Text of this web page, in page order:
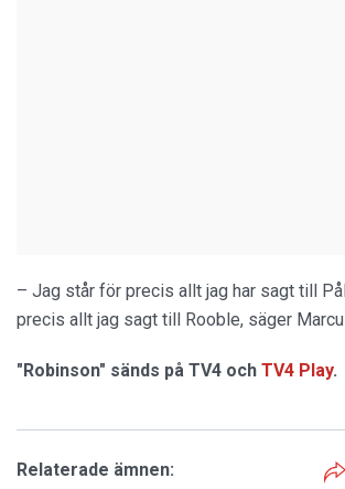
– Jag står för precis allt jag har sagt till
precis allt jag sagt till Rooble, säger
"Robinson" sänds på TV4 och TV4 Play.
Relaterade ämnen: